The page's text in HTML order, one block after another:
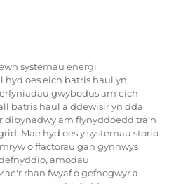
systemau energi
oes eich batris haul yn
gwybodus am eich
batris haul a ddewisir yn dda
dibynadwy am flynyddoedd tra'n
Mae hyd oes y systemau storio
o ffactorau gan gynnwys
amodau
rhan fwyaf o gefnogwyr a